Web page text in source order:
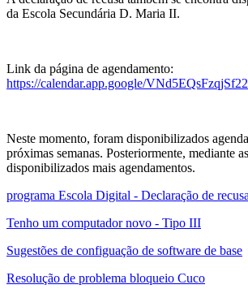
da Escola Secundária D. Maria II.
Link da página de agendamento:
https://calendar.app.google/
Neste momento, foram disponibilizados
próximas semanas. Posteriormente, mediante
disponibilizados mais agendamentos.
programa Escola Digital - Declaração de
Tenho um computador novo - Tipo III
Sugestões de configuação de software de base
Resolução de problema bloqueio Cuco